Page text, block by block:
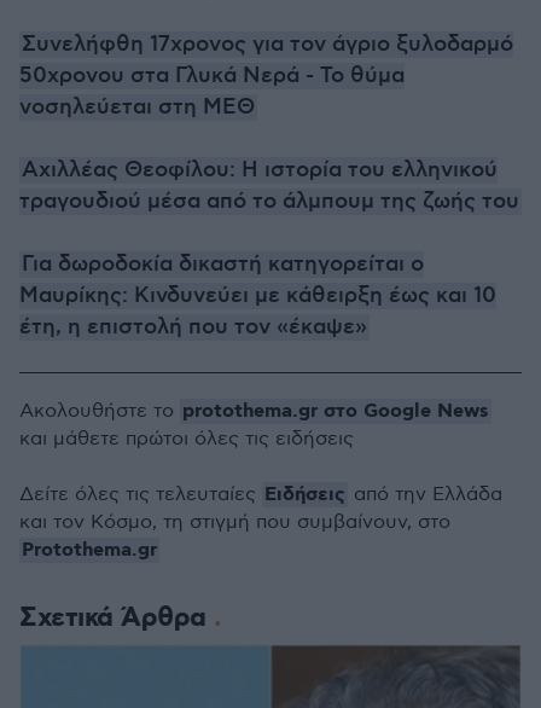
Συνελήφθη 17χρονος για τον άγριο ξυλοδαρμό
50χρονου στα Γλυκά Νερά - Το θύμα
νοσηλεύεται στη ΜΕΘ
Αχιλλέας Θεοφίλου: Η ιστορία του ελληνικού
τραγουδιού μέσα από το άλμπουμ της ζωής του
Για δωροδοκία δικαστή κατηγορείται ο
Μαυρίκης: Κινδυνεύει με κάθειρξη έως και 10
έτη, η επιστολή που τον «έκαψε»
Σχετικά Άρθρα
Ακολουθήστε το protothema.gr στο Google News
και μάθετε πρώτοι όλες τις ειδήσεις
Δείτε όλες τις τελευταίες Ειδήσεις από την Ελλάδα
και τον Κόσμο, τη στιγμή που συμβαίνουν, στο
Protothema.gr